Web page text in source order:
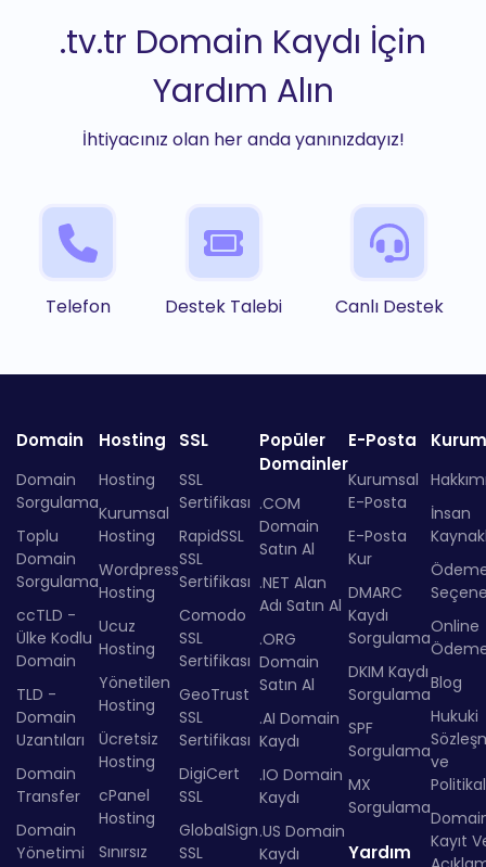
.tv.tr Domain Kaydı İçin
Yardım Alın
İhtiyacınız olan her anda yanınızdayız!
Telefon Destek Talebi Canlı Destek
Domain
Domain
Sorgulama
Toplu
Domain
Sorgulama
ccTLD -
Ülke Kodlu
Domain
TLD -
Domain
Uzantıları
Domain
Transfer
Domain
Yönetimi
Hosting
Hosting
Kurumsal
Hosting
Wordpress
Hosting
Ucuz
Hosting
Yönetilen
Hosting
Ücretsiz
Hosting
cPanel
Hosting
Sınırsız
SSL
SSL
Sertifikası
RapidSSL
SSL
Sertifikası
Comodo
SSL
Sertifikası
GeoTrust
SSL
Sertifikası
DigiCert
SSL
GlobalSign
SSL
Popüler
Domainler
.COM
Domain
Satın Al
.NET Alan
Adı Satın Al
.ORG
Domain
Satın Al
.AI Domain
Kaydı
.IO Domain
Kaydı
.US Domain
Kaydı
E-Posta
Kurumsal
E-Posta
E-Posta
Kur
DMARC
Kaydı
Sorgulama
DKIM Kaydı
Sorgulama
SPF
Sorgulama
MX
Sorgulama
Yardım
İnsan
Online
Blog
Hukuki
ve
Kayıt